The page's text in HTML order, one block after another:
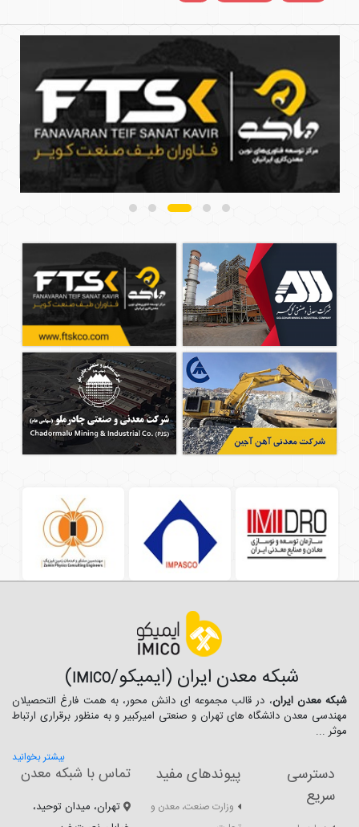
شبکه معدن ایران (ایمیکو/IMICO
)
شبکه معدن ایران، در قالب مجموعه ای دانش محور، به همت فارغ­ التحصیلان
مهندسی معدن دانشگاه ­های تهران و صنعتی امیرکبیر و به منظور برقراری ارتباط
موثر ...
بیشتر بخوانید
دسترسی
سریع
پیوندهای مفید
وزارت صنعت، معدن و
تماس با شبکه معدن
تهران، میدان توحید،